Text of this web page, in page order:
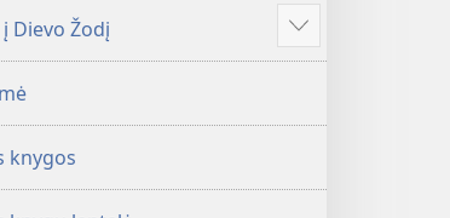
pasaulio“
vertimas
Dievo Žodį
Rodyti
daugiau
knygos